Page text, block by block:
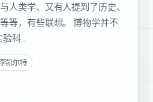
人类学、又有人提到了历史、
等，有些联想。 博物学并不
验科…
凯尔特